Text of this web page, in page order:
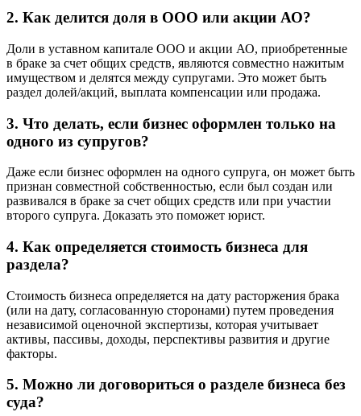
2. Как делится доля в ООО или акции АО?
Доли в уставном капитале ООО и акции АО, приобретенные
в браке за счет общих средств, являются совместно нажитым
имуществом и делятся между супругами. Это может быть
раздел долей/акций, выплата компенсации или продажа.
3. Что делать, если бизнес оформлен только на
одного из супругов?
Даже если бизнес оформлен на одного супруга, он может быть
признан совместной собственностью, если был создан или
развивался в браке за счет общих средств или при участии
второго супруга. Доказать это поможет юрист.
4. Как определяется стоимость бизнеса для
раздела?
Стоимость бизнеса определяется на дату расторжения брака
(или на дату, согласованную сторонами) путем проведения
независимой оценочной экспертизы, которая учитывает
активы, пассивы, доходы, перспективы развития и другие
факторы.
5. Можно ли договориться о разделе бизнеса без
суда?